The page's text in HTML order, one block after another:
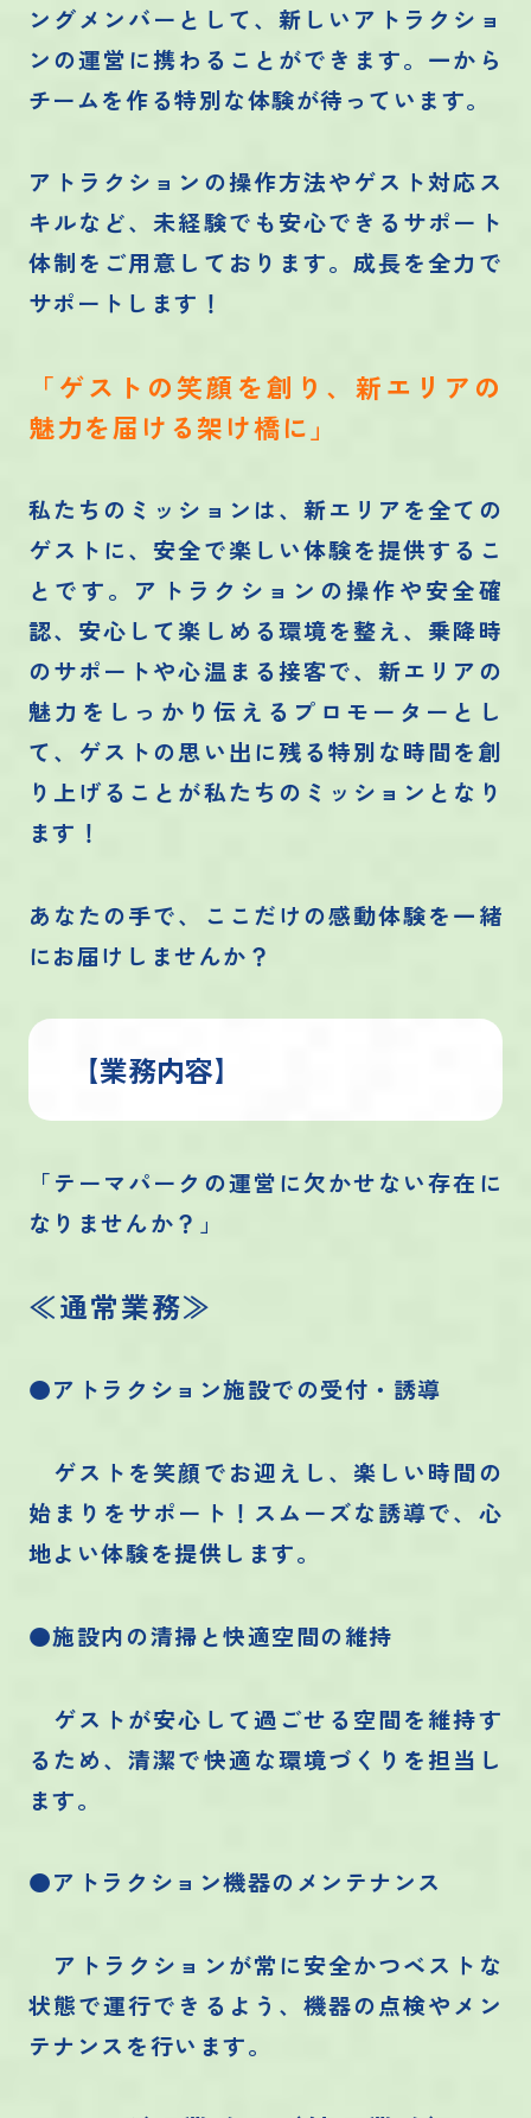
ングメンバーとして、新しいアトラクショ
ンの運営に携わることができます。一から
チームを作る特別な体験が待っています。
アトラクションの操作方法やゲスト対応ス
キルなど、未経験でも安心できるサポート
体制をご用意しております。成長を全力で
サポートします！
「ゲストの笑顔を創り、新エリアの
魅力を届ける架け橋に」
私たちのミッションは、新エリアを全ての
ゲストに、安全で楽しい体験を提供するこ
とです。アトラクションの操作や安全確
認、安心して楽しめる環境を整え、乗降時
のサポートや心温まる接客で、新エリアの
魅力をしっかり伝えるプロモーターとし
て、ゲストの思い出に残る特別な時間を創
り上げることが私たちのミッションとなり
ます！
あなたの手で、ここだけの感動体験を一緒
にお届けしませんか？
【業務内容】
「テーマパークの運営に欠かせない存在に
なりませんか？」
≪通常業務≫
●アトラクション施設での受付・誘導
ゲストを笑顔でお迎えし、楽しい時間の
始まりをサポート！スムーズな誘導で、心
地よい体験を提供します。
●施設内の清掃と快適空間の維持
ゲストが安心して過ごせる空間を維持す
るため、清潔で快適な環境づくりを担当し
ます。
●アトラクション機器のメンテナンス
アトラクションが常に安全かつベストな
状態で運行できるよう、機器の点検やメン
テナンスを行います。